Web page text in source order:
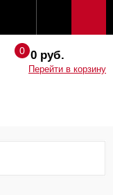
0 руб.
Перейти в корзину